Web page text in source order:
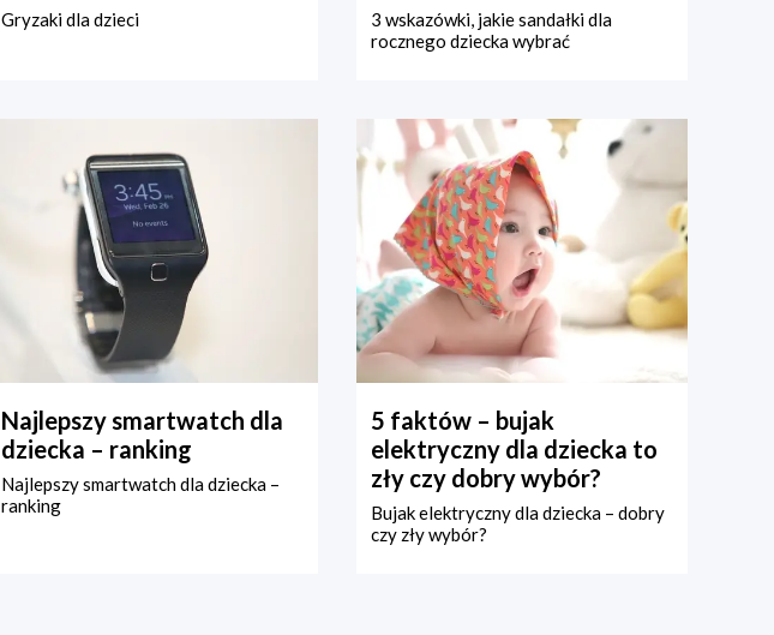
Gryzaki dla dzieci
3 wskazówki, jakie sandałki dla
rocznego dziecka wybrać
Najlepszy smartwatch dla
dziecka – ranking
Najlepszy smartwatch dla dziecka –
ranking
5 faktów – bujak
elektryczny dla dziecka to
zły czy dobry wybór?
Bujak elektryczny dla dziecka – dobry
czy zły wybór?